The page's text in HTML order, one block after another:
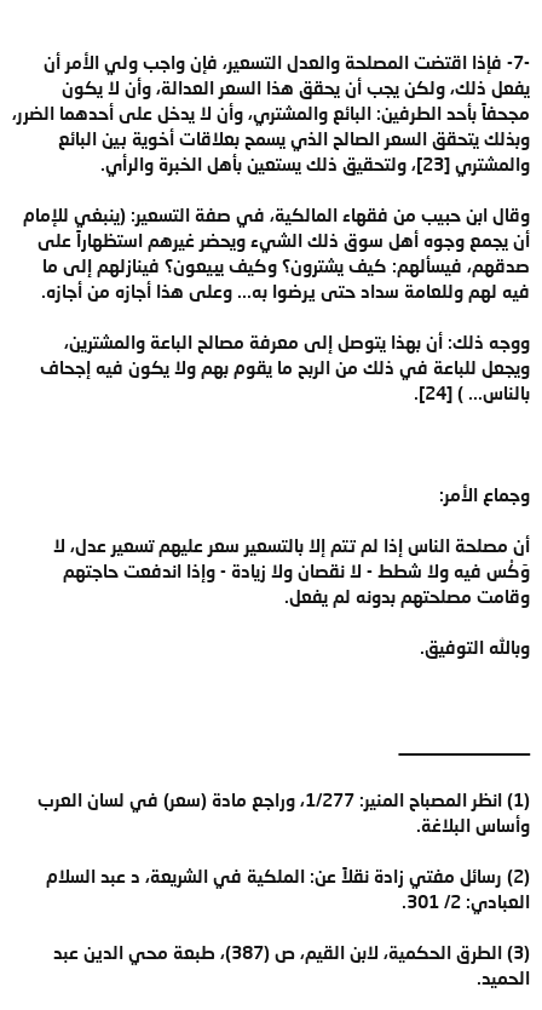
-7- فإذا اقتضت المصلحة والعدل التسعير، فإن واجب ولي الأمر أن
يفعل ذلك، ولكن يجب أن يحقق هذا السعر العدالة، وأن لا يكون
مجحفاً بأحد الطرفين: البائع والمشتري، وأن لا يدخل على أحدهما الضرر،
وبذلك يتحقق السعر الصالح الذي يسمح بعلاقات أخوية بين البائع
والمشتري [23]، ولتحقيق ذلك يستعين بأهل الخبرة والرأي.
وقال ابن حبيب من فقهاء المالكية، في صفة التسعير: (ينبغي للإمام
أن يجمع وجوه أهل سوق ذلك الشيء ويحضر غيرهم استظهاراً على
صدقهم، فيسألهم: كيف يشترون؟ وكيف يبيعون؟ فينازلهم إلى ما
فيه لهم وللعامة سداد حتى يرضوا به... وعلى هذا أجازه من أجازه.
ووجه ذلك: أن بهذا يتوصل إلى معرفة مصالح الباعة والمشترين،
ويجعل للباعة في ذلك من الربح ما يقوم بهم ولا يكون فيه إجحاف
بالناس... ) [24].
وجماع الأمر:
أن مصلحة الناس إذا لم تتم إلا بالتسعير سعر عليهم تسعير عدل، لا
وَكْس فيه ولا شطط - لا نقصان ولا زيادة - وإذا اندفعت حاجتهم
وقامت مصلحتهم بدونه لم يفعل.
وبالله التوفيق.
(1) انظر المصباح المنير: 1/277، وراجع مادة (سعر) في لسان العرب
وأساس البلاغة.
(2) رسائل مفتي زادة نقلاً عن: الملكية في الشريعة، د عبد السلام
العبادي: 2/ 301.
(3) الطرق الحكمية، لابن القيم، ص (387)، طبعة محي الدين عبد
الحميد.